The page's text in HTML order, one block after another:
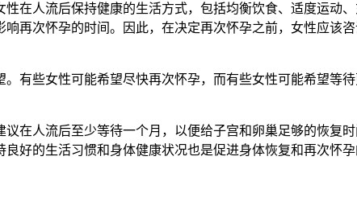
人流后保持健康的生活方式，包括均衡饮食、适度运动
再次怀孕的时间。因此，在决定再次怀孕之前，女性应该
些女性可能希望尽快再次怀孕，而有些女性可能希望等
人流后至少等待一个月，以便给子宫和卵巢足够的恢复
好的生活习惯和身体健康状况也是促进身体恢复和再次怀孕